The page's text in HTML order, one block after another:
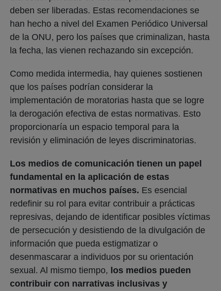
deben ser liberadas. Estas recomendaciones se
han hecho a nivel del Examen Periódico Universal
de la ONU, pero los países que criminalizan, hasta
la fecha, las vienen rechazando sin excepción.
Como medida intermedia, hay quienes sostienen
que los países podrían considerar la
implementación de moratorias hasta que se logre
la derogación efectiva de estas normativas. Esto
proporcionaría un espacio temporal para la
revisión y eliminación de leyes discriminatorias.
Los medios de comunicación tienen un papel
fundamental en la aplicación de estas
normativas en muchos países. Es esencial
redefinir su rol para evitar contribuir a prácticas
represivas, dejando de identificar posibles víctimas
de persecución y desistiendo de la divulgación de
información que pueda estigmatizar o
desenmascarar a individuos por su orientación
sexual. Al mismo tiempo, los medios pueden
contribuir con narrativas inclusivas y